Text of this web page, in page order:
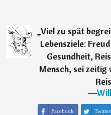
„Viel zu spät
Lebensziele:
Gesundheit,
Mensch, sei zeitig
―
Facebook Twitter